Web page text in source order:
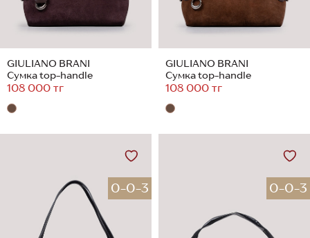
GIULIANO BRANI
Сумка top-handle
108 000 тг
GIULIANO BRANI
Сумка top-handle
108 000 тг
0-0-3 0-0-3